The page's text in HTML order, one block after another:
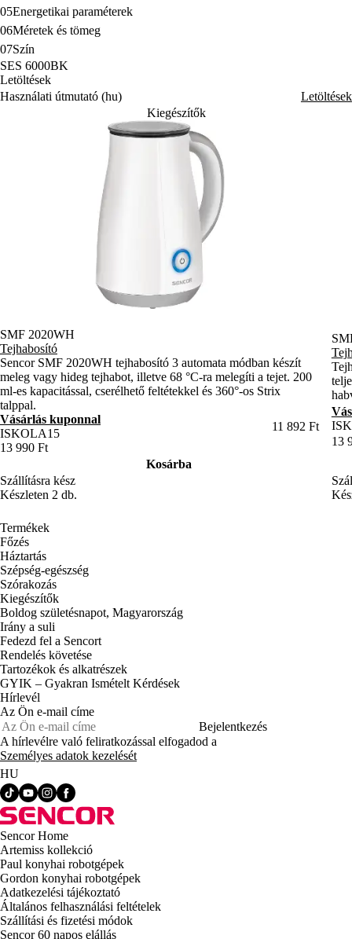
05Energetikai paraméterek
06Méretek és tömeg
07Szín
SES 6000BK
Letöltések
Használati útmutató (hu)
Letöltések
Kiegészítők
SMF 2020WH
Tejhabosító
Sencor SMF 2020WH tejhabosító 3 automata módban készít
meleg vagy hideg tejhabot, illetve 68 °C-ra melegíti a tejet. 200
ml-es kapacitással, cserélhető feltétekkel és 360°-os Strix
talppal.
Vásárlás kuponnal
ISKOLA15
11 892 Ft
13 990 Ft
Kosárba
Szállításra kész
Készleten 2 db.
13
Termékek
Főzés
Háztartás
Szépség-egészség
Szórakozás
Kiegészítők
Boldog születésnapot, Magyarország
Irány a suli
Fedezd fel a Sencort
Rendelés követése
Tartozékok és alkatrészek
GYIK – Gyakran Ismételt Kérdések
Hírlevél
Az Ön e-mail címe
Bejelentkezés
A hírlevélre való feliratkozással elfogadod a
Személyes adatok kezelését
HU
Sencor Home
Artemiss kollekció
Paul konyhai robotgépek
Gordon konyhai robotgépek
Adatkezelési tájékoztató
Általános felhasználási feltételek
Szállítási és fizetési módok
Sencor 60 napos elállás